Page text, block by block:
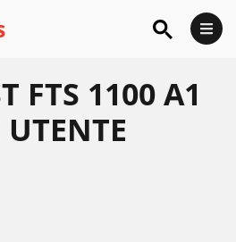
FTS 1100 A1